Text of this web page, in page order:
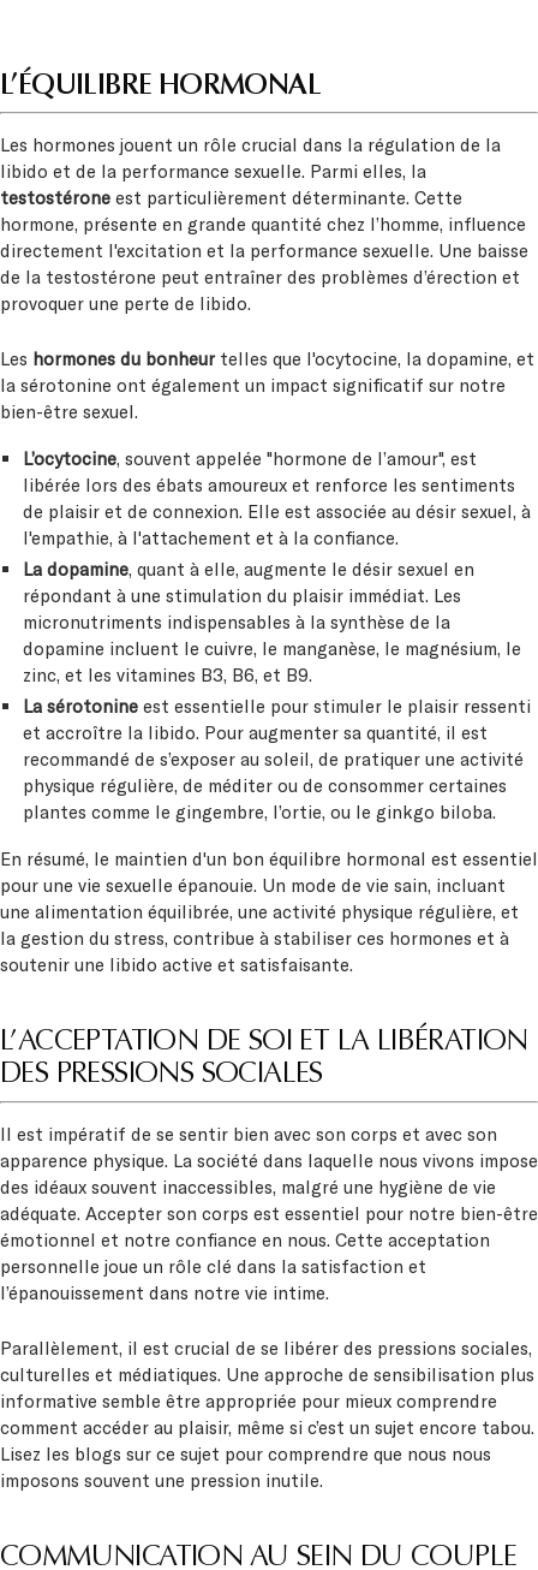
L’ÉQUILIBRE HORMONAL
Les hormones jouent un rôle crucial dans la régulation de la
libido et de la performance sexuelle. Parmi elles, la
testostérone est particulièrement déterminante. Cette
hormone, présente en grande quantité chez l’homme, influence
directement l'excitation et la performance sexuelle. Une baisse
de la testostérone peut entraîner des problèmes d’érection et
provoquer une perte de libido.
Les hormones du bonheurtelles que l'ocytocine, la dopamine, et
la sérotonine ont également un impact significatif sur notre
bien-être sexuel.
L’ocytocine, souvent appelée "hormone de l’amour", est
libérée lors des ébats amoureux et renforce les sentiments
de plaisir et de connexion. Elle est associée au désir sexuel, à
l'empathie, à l'attachement et à la confiance.
La dopamine, quant à elle, augmente le désir sexuel en
répondant à une stimulation du plaisir immédiat. Les
micronutriments indispensables à la synthèse de la
dopamine incluent le cuivre, le manganèse, le magnésium, le
zinc, et les vitamines B3, B6, et B9.
La sérotonineest essentielle pour stimuler le plaisir ressenti
et accroître la libido. Pour augmenter sa quantité, il est
recommandé de s’exposer au soleil, de pratiquer une activité
physique régulière, de méditer ou de consommer certaines
plantes comme le gingembre, l’ortie, ou le ginkgo biloba.
En résumé, le maintien d'un bon équilibre hormonal est essentiel
pour une vie sexuelle épanouie. Un mode de vie sain, incluant
une alimentation équilibrée, une activité physique régulière, et
la gestion du stress, contribue à stabiliser ces hormones et à
soutenir une libido active et satisfaisante.
L’ACCEPTATION DE SOI ET LA LIBÉRATION
DES PRESSIONS SOCIALES
Il est impératif de se sentir bien avec son corps et avec son
apparence physique. La société dans laquelle nous vivons impose
des idéaux souvent inaccessibles, malgré une hygiène de vie
adéquate. Accepter son corps est essentiel pour notre bien-être
émotionnel et notre confiance en nous. Cette acceptation
personnelle joue un rôle clé dans la satisfaction et
l’épanouissement dans notre vie intime.
Parallèlement, il est crucial de se libérer des pressions sociales,
culturelles et médiatiques. Une approche de sensibilisation plus
informative semble être appropriée pour mieux comprendre
comment accéder au plaisir, même si c’est un sujet encore tabou.
Lisez les blogs sur ce sujet pour comprendre que nous nous
imposons souvent une pression inutile.
COMMUNICATION AU SEIN DU COUPLE